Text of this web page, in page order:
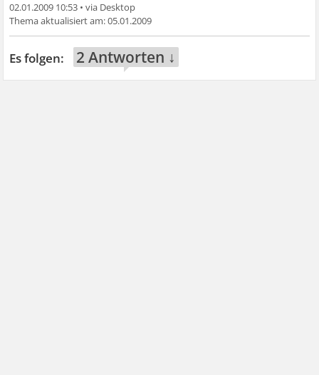
02.01.2009 10:53 •
05.01.2009
2 Antworten ↓